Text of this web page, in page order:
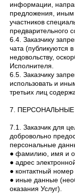
информации,
предложения, иным
участников
предварительного
6.4. Заказчику
чата (публикуются
недовольству,
Исполнителя.
6.5. Заказчику
использовать и
третьих лиц
7.
7.1. Заказчик для
добровольно
персональные
● фамилию, имя и
● адрес
● контактный
● иные данные
оказания Услуг).